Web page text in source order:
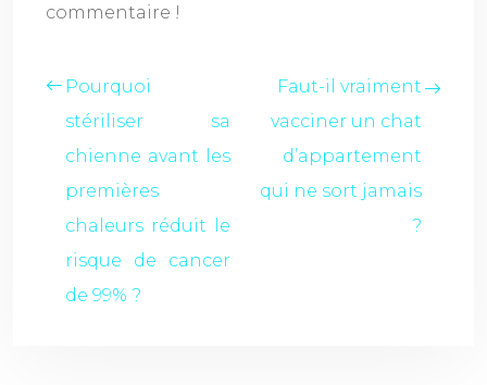
commentaire !
Pourquoi
stériliser sa
chienne avant les
premières
chaleurs réduit le
risque de cancer
de 99% ?
Faut-il vraiment
vacciner un chat
d’appartement
qui ne sort jamais
?